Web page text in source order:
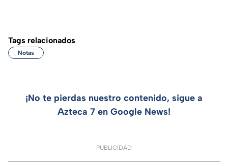
Tags relacionados
Notas
¡No te pierdas nuestro contenido, sigue a
Azteca 7 en Google News!
PUBLICIDAD